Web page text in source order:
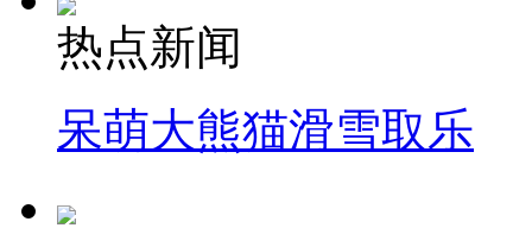
热点新闻
呆萌大熊猫滑雪取乐